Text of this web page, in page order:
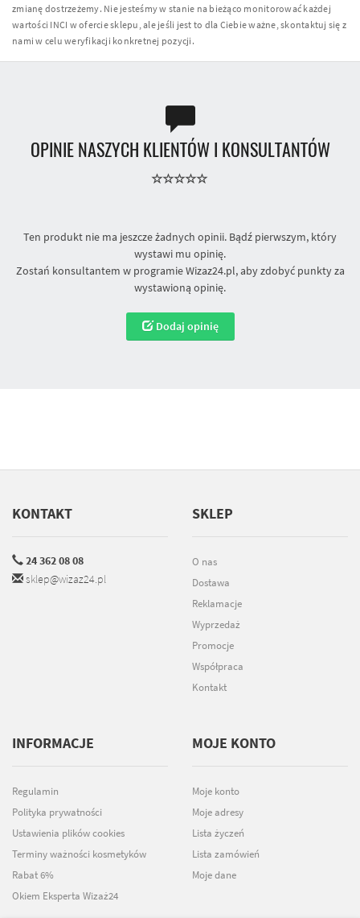
zmianę dostrzeżemy. Nie jesteśmy w stanie na bieżąco monitorować każdej
wartości INCI w ofercie sklepu, ale jeśli jest to dla Ciebie ważne, skontaktuj się z
nami w celu weryfikacji konkretnej pozycji.
OPINIE NASZYCH KLIENTÓW I KONSULTANTÓW
Ten produkt nie ma jeszcze żadnych opinii. Bądź pierwszym, który
wystawi mu opinię.
Zostań konsultantem w programie Wizaz24.pl, aby zdobyć punkty za
wystawioną opinię.
Dodaj opinię
KONTAKT
24 362 08 08
sklep@wizaz24.pl
SKLEP
O nas
Dostawa
Reklamacje
Wyprzedaż
Promocje
Współpraca
Kontakt
INFORMACJE
Regulamin
Polityka prywatności
Ustawienia plików cookies
Terminy ważności kosmetyków
Rabat 6%
Okiem Eksperta Wizaż24
MOJE KONTO
Moje konto
Moje adresy
Lista życzeń
Lista zamówień
Moje dane